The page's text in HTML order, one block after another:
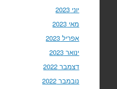
יוני 2023
מאי 2023
אפריל 2023
ינואר 2023
דצמבר 2022
נובמבר 2022